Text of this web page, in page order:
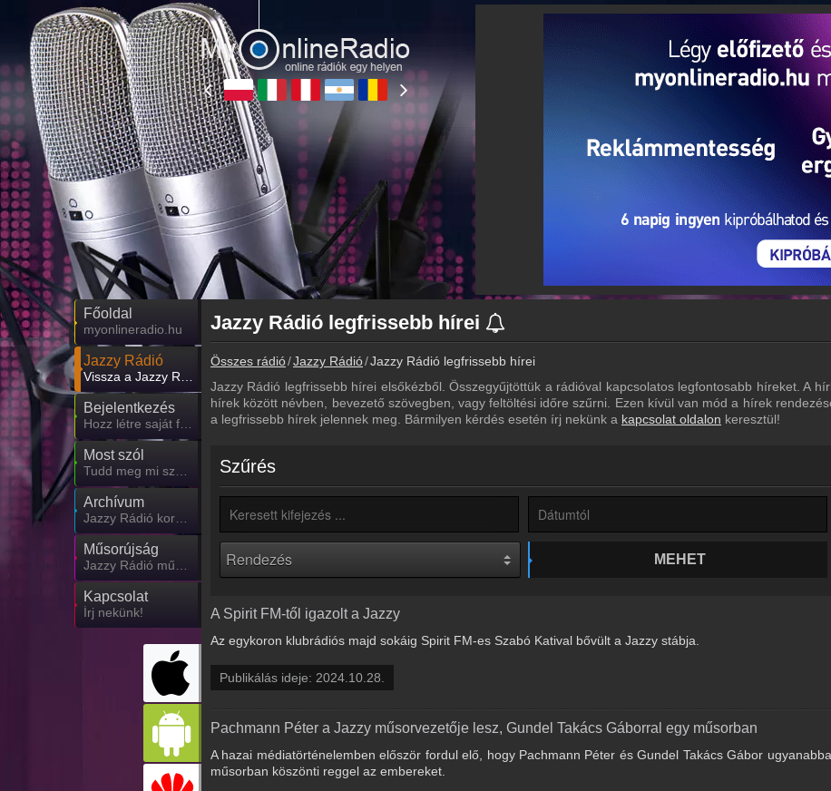
Főoldal
myonlineradio.hu
Jazzy Rádió
Bejelentkezés
Most szól
Archívum
Műsorújság
Kapcsolat
Írj nekünk!
Jazzy Rádió legfrissebb hírei
Összes rádió Jazzy Rádió Jazzy Rádió legfrissebb hírei
Jazzy Rádió legfrissebb hírei elsőkézből. Összegyűjtöttük a rádióval kapcsolatos legfontosabb híreket. A
hírek között névben, bevezető szövegben, vagy feltöltési időre szűrni. Ezen kívül van mód a hírek
a legfrissebb hírek jelennek meg. Bármilyen kérdés esetén írj nekünk a kapcsolat oldalon keresztül!
Szűrés
MEHET
A Spirit FM-től igazolt a Jazzy
Az egykoron klubrádiós majd sokáig Spirit FM-es Szabó Katival bővült a Jazzy stábja.
Publikálás ideje: 2024.10.28.
Pachmann Péter a Jazzy műsorvezetője lesz, Gundel Takács Gáborral egy műsorban
A hazai médiatörténelemben először fordul elő, hogy Pachmann Péter és Gundel Takács Gábor
műsorban köszönti reggel az embereket.